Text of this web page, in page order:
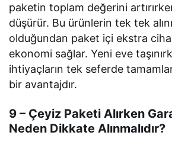
paketin toplam değerini
düşürür. Bu ürünlerin tek tek
olduğundan paket içi ekstra
ekonomi sağlar. Yeni eve
ihtiyaçların tek seferde
bir avantajdır.
9 – Çeyiz Paketi Alırken
Neden Dikkate Alınmalıdır?